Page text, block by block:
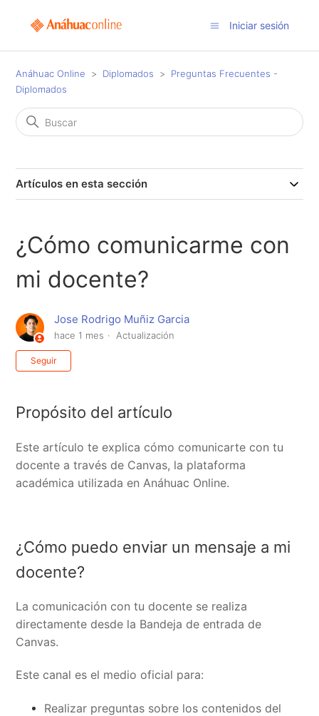
Iniciar sesión
Anáhuac Online Diplomados
Preguntas Frecuentes -
Diplomados
Artículos en esta sección
¿Cómo comunicarme con
mi docente?
Jose Rodrigo Muñiz Garcia
hace 1 mes Actualización
Seguir
Propósito del artículo
Este artículo te explica cómo comunicarte con tu
docente a través de Canvas, la plataforma
académica utilizada en Anáhuac Online.
¿Cómo puedo enviar un mensaje a mi
docente?
La comunicación con tu docente se realiza
directamente desde la Bandeja de entrada de
Canvas.
Este canal es el medio oficial para:
Realizar preguntas sobre los contenidos del